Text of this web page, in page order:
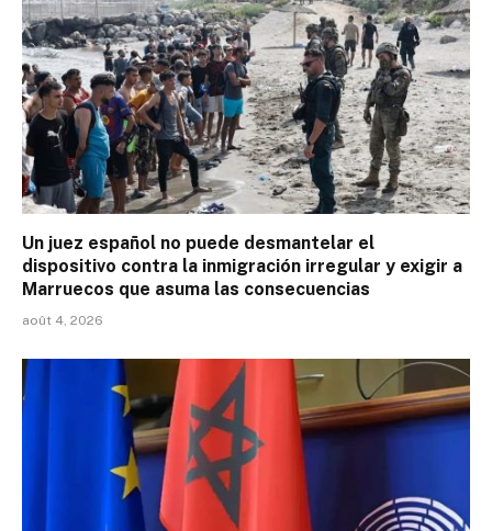
Un juez español no puede desmantelar el
dispositivo contra la inmigración irregular y exigir a
Marruecos que asuma las consecuencias
août 4, 2026